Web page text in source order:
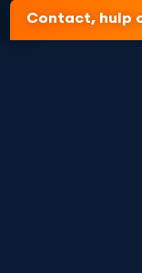
Contact, hulp